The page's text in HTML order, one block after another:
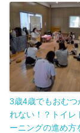
3歳4歳でもおむつ
れない！？トイレ
ーニングの進め方